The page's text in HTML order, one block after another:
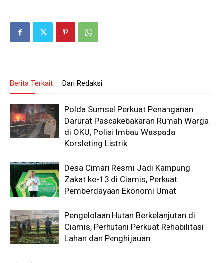
Berita Terkait Dari Redaksi
Polda Sumsel Perkuat Penanganan
Darurat Pascakebakaran Rumah Warga
di OKU, Polisi Imbau Waspada
Korsleting Listrik
Desa Cimari Resmi Jadi Kampung
Zakat ke-13 di Ciamis, Perkuat
Pemberdayaan Ekonomi Umat
Pengelolaan Hutan Berkelanjutan di
Ciamis, Perhutani Perkuat Rehabilitasi
Lahan dan Penghijauan